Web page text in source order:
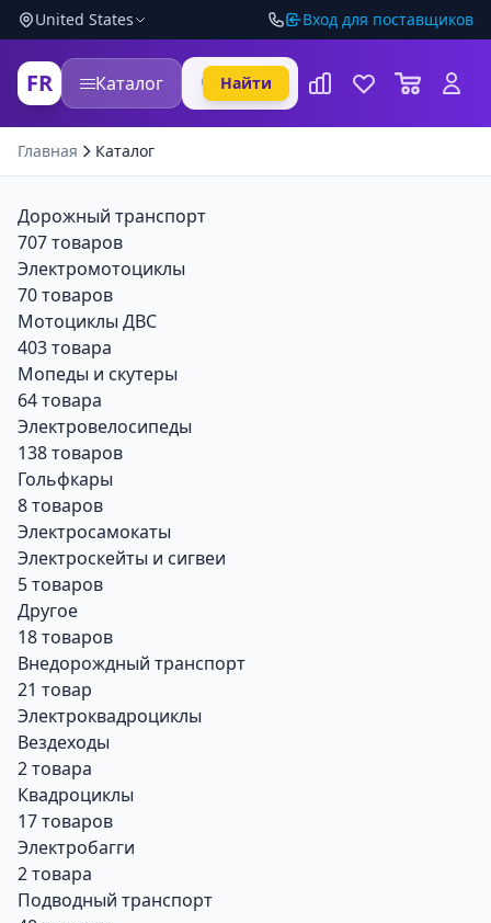
United States Вход для поставщиков
FR Каталог Найти
Главная Каталог
Дорожный транспорт
707 товаров
Электромотоциклы
70 товаров
Мотоциклы ДВС
403 товара
Мопеды и скутеры
64 товара
Электровелосипеды
138 товаров
Гольфкары
8 товаров
Электросамокаты
Электроскейты и сигвеи
5 товаров
Другое
18 товаров
Внедорождный транспорт
21 товар
Электроквадроциклы
Вездеходы
2 товара
Квадроциклы
17 товаров
Электробагги
2 товара
Подводный транспорт